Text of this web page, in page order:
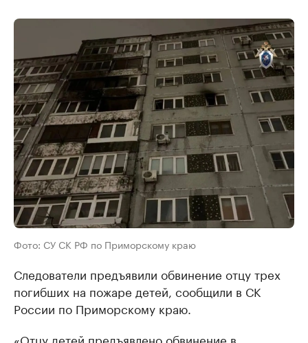
Фото: СУ СК РФ по Приморскому краю
Следователи предъявили обвинение отцу трех
погибших на пожаре детей, сообщили в СК
России по Приморскому краю.
«Отцу детей предъявлено обвинение в